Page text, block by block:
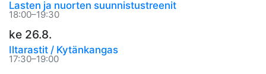
Lasten ja nuorten suunnistustreenit
18:00–19:30
ke 26.8.
Iltarastit / Kytänkangas
17:30–19:00